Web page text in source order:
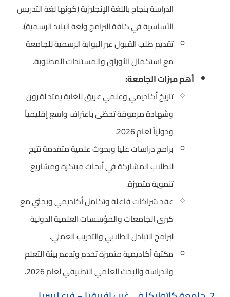
الدراسة بنجاح باللغة الإنجليزية (كونها لغة التدريس
الأساسية في كافة البرامج ولغة البلاد الرسمية).
تقديم طلب القبول عبر البوابة الرسمية للجامعة
مع استكمال الأوراق والمستندات المطلوبة.
أهم ميزات الجامعة:
تاريخ أكاديمي وعلمي عريق للغاية يمتد لقرون
وشهادة مرموقة تحظى باعتراف واسع إقليمياً
ودولياً لعام 2026.
برامج دراسات عليا وبحوث علمية متقدمة تتيح
للطلاب المشاركة في أبحاث مبتكرة ومشاريع
تنموية متميزة.
عقد شراكات فاعلة وتكامل أكاديمي وبحثي مع
كبرى الجامعات والمؤسسات العلمية الدولية
لبرامج التبادل الطلابي والتدريب العملي.
مكتبة أكاديمية متميزة تخدم وتدعم بيئة التعلم
والدراسة والبحث العلمي التطبيقي لعام 2026.